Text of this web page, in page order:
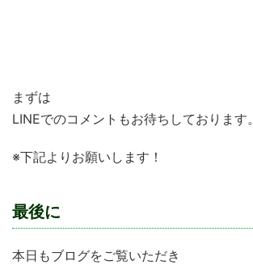
まずは
LINEでのコメントもお待ちしております。
※下記よりお願いします！
最後に
本日もブログをご覧いただき